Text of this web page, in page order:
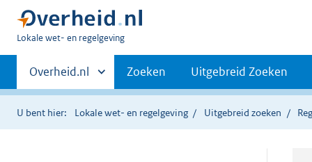
U
hier:
Lokale wet- en regelgeving
Primaire
navigatie
Andere
sites
binnen
Overheid.nl Zoeken Uitgebreid Zoeken
U bent hier: Lokale wet- en regelgeving Uitgebreid zoeken